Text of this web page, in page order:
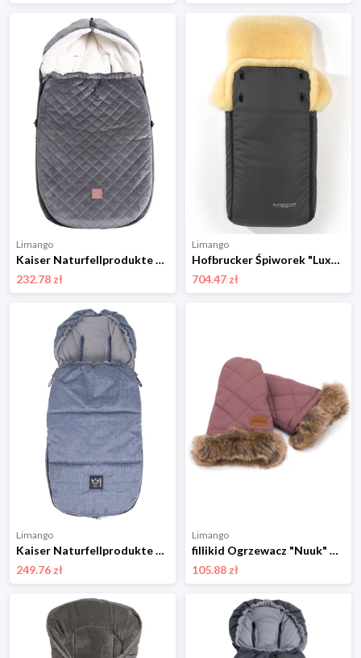
Limango
Kaiser Naturfellprodukte Śpiworek "X-Large Velvet Hoody" w kolorze szarym do fotelika - 92 x 45 cm rozmiar: onesize
232.78 zł
Limango
Hofbrucker Śpiworek "Luxus" w kolorze szarym - 95 x 34 cm rozmiar: onesize
704.47 zł
Limango
Kaiser Naturfellprodukte Śpiworek termiczny "Lukky" w kolorze niebieskim - 105 x 45 cm rozmiar: onesize
249.76 zł
Limango
fillikid Ogrzewacz "Nuuk" w kolorze jasnoróżowym do rąk rozmiar: onesize
105.88 zł